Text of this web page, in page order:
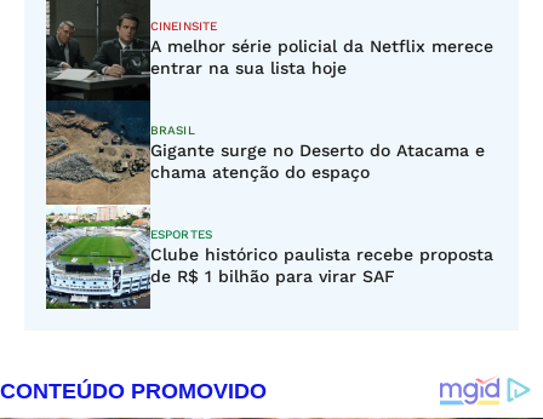
CINEINSITE
A melhor série policial da Netflix merece
entrar na sua lista hoje
BRASIL
Gigante surge no Deserto do Atacama e
chama atenção do espaço
ESPORTES
Clube histórico paulista recebe proposta
de R$ 1 bilhão para virar SAF